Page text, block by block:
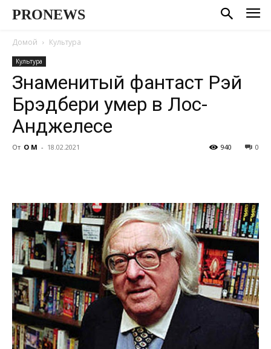
PRONEWS
Домой Культура
Культура
Знаменитый фантаст Рэй
Брэдбери умер в Лос-
Анджелесе
От О М - 18.02.2021 0
940